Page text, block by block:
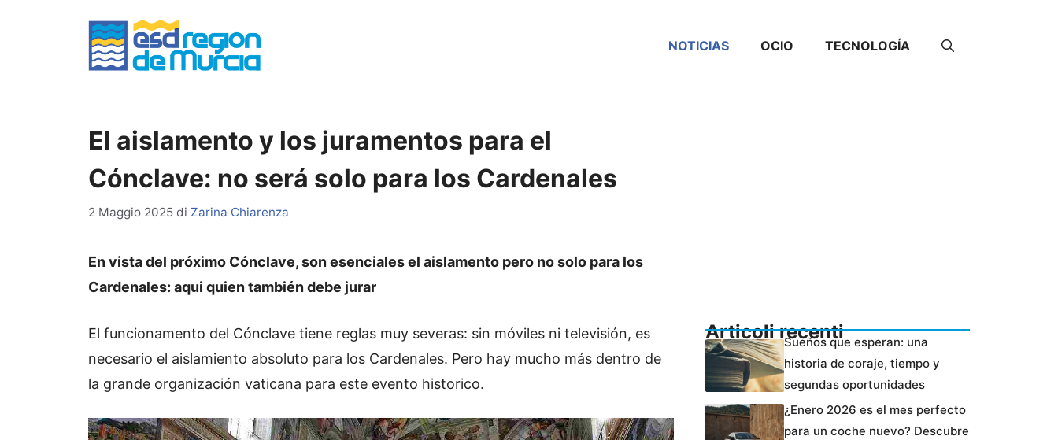
NOTICIAS OCIO TECNOLOGÍA
El aislamento y los juramentos para el
Cónclave: no será solo para los Cardenales
2 Maggio 2025 di Zarina Chiarenza
En vista del próximo Cónclave, son esenciales el aislamento pero no solo para los
Cardenales: aqui quien también debe jurar
El funcionamento del Cónclave tiene reglas muy severas: sin móviles ni televisión, es
necesario el aislamiento absoluto para los Cardenales. Pero hay mucho más dentro de
la grande organización vaticana para este evento historico.
Articoli recentiSueños que esperan: una
historia de coraje, tiempo y
segundas oportunidades
¿Enero 2026 es el mes perfecto
para un coche nuevo? Descubre